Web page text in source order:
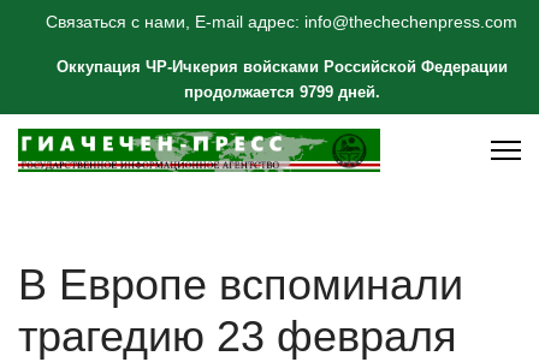
Связаться с нами, E-mail адрес: info@thechechenpress.com
Оккупация ЧР-Ичкерия войсками Российской Федерации
продолжается 9799 дней.
В Европе вспоминали
трагедию 23 февраля